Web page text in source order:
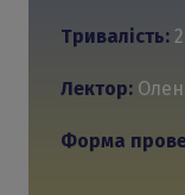
Тривалість:
Лектор:
Форма